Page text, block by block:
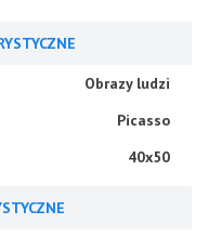
Obrazy ludzi
Picasso
40x50